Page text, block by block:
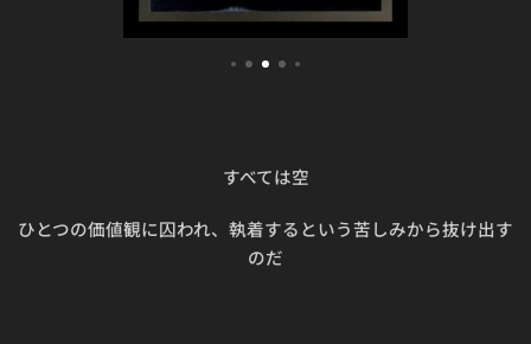
すべては空
ひとつの価値観に囚われ、執着するという苦しみから抜け出す
のだ